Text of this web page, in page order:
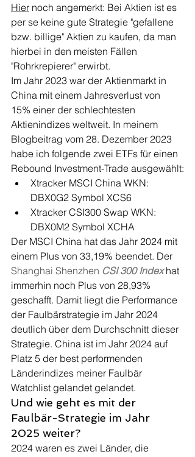
Hier noch angemerkt: Bei Aktien ist es
per se keine gute Strategie "gefallene
bzw. billige" Aktien zu kaufen, da man
hierbei in den meisten Fällen
"Rohrkrepierer" erwirbt.
Im Jahr 2023 war der Aktienmarkt in
China mit einem Jahresverlust von
15% einer der schlechtesten
Aktienindizes weltweit. In meinem
Blogbeitrag vom 28. Dezember 2023
habe ich folgende zwei ETFs für einen
Rebound Investment-Trade ausgewählt:
Xtracker MSCI China WKN:
DBX0G2 Symbol XCS6
Xtracker CSI300 Swap WKN:
DBX0M2 Symbol XCHA
Der MSCI China hat das Jahr 2024 mit
einem Plus von 33,19% beendet. Der
Shanghai Shenzhen CSI 300 Index hat
immerhin noch Plus von 28,93%
geschafft. Damit liegt die Performance
der Faulbärstrategie im Jahr 2024
deutlich über dem Durchschnitt dieser
Strategie. China ist im Jahr 2024 auf
Platz 5 der best performenden
Länderindizes meiner Faulbär
Watchlist gelandet gelandet.
Und wie geht es mit der
Faulbär-Strategie im Jahr
2025 weiter?
2024 waren es zwei Länder, die